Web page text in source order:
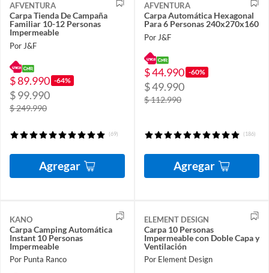
AFVENTURA
Carpa Tienda De Campaña
Familiar 10-12 Personas
Impermeable
Por J&F
$ 89.990 -64%
$ 99.990
$ 249.990
(69)
Agregar
AFVENTURA
Carpa Automática Hexagonal
Para 6 Personas 240x270x160
Por J&F
$ 44.990 -60%
$ 49.990
$ 112.990
(186)
Agregar
KANO
Carpa Camping Automática
Instant 10 Personas
Impermeable
Por Punta Ranco
ELEMENT DESIGN
Carpa 10 Personas
Impermeable con Doble Capa y
Ventilación
Por Element Design